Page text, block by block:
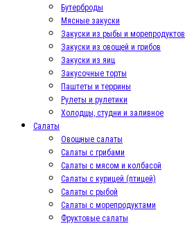
Бутерброды
Мясные закуски
Закуски из рыбы и морепродуктов
Закуски из овощей и грибов
Закуски из яиц
Закусочные торты
Паштеты и террины
Рулеты и рулетики
Холодцы, студни и заливное
Салаты
Овощные салаты
Салаты с грибами
Салаты с мясом и колбасой
Салаты с курицей (птицей)
Салаты с рыбой
Салаты с морепродуктами
Фруктовые салаты